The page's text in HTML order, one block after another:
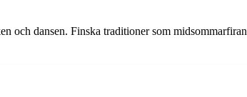
och dansen. Finska traditioner som